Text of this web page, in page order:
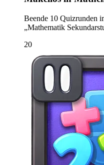
Beende 10 Quizrunden
„Mathematik
20